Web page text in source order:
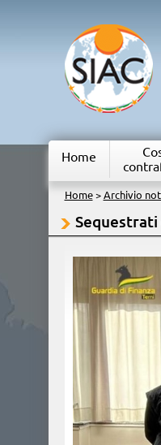
Home
Home> Archivio